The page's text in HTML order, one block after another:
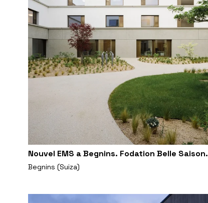
Nouvel EMS a Begnins. Fodation Belle Saison.
Begnins (Suiza)